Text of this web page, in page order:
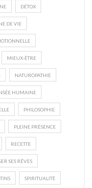
DÉTOX
DE VIE
MIEUX-ÊTRE
NATUROPATHIE
HUMAINE
PHILOSOPHIE
PLEINE PRÉSENCE
RECETTE
SES RÊVES
SPIRITUALITÉ